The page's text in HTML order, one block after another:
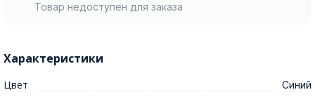
Товар недоступен для заказа
Характеристики
Цвет Синий